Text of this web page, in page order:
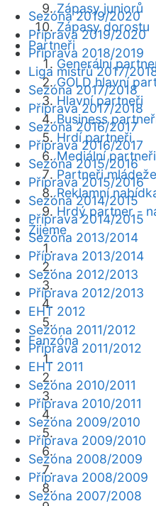
Zápasy juniorů
Zápasy dorostu
Partneři
Generální
GOLD hlavní
Hlavní partneři
Business
Hrdí partneři
Mediální partneři
Partneři mládeže
Reklamní
Hrdý partner -
Žijeme
Fanzóna
Sezóna 2019/2020
Příprava 2019/2020
Příprava 2018/2019
Liga mistrů 2017/
Sezóna 2017/2018
Příprava 2017/2018
Sezóna 2016/2017
Příprava 2016/2017
Sezóna 2015/2016
Příprava 2015/2016
Sezóna 2014/2015
Příprava 2014/2015
Sezóna 2013/2014
Příprava 2013/2014
Sezóna 2012/2013
Příprava 2012/2013
EHT 2012
Sezóna 2011/2012
Příprava 2011/2012
EHT 2011
Sezóna 2010/2011
Příprava 2010/2011
Sezóna 2009/2010
Příprava 2009/2010
Sezóna 2008/2009
Příprava 2008/2009
Sezóna 2007/2008